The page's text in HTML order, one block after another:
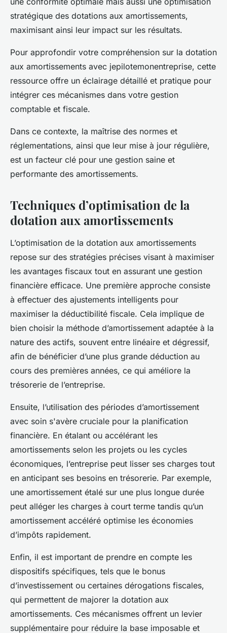
stratégique des dotations aux amortissements,
maximisant ainsi leur impact sur les résultats.
Pour approfondir votre compréhension sur la dotation
aux amortissements avec jepilotemonentreprise, cette
ressource offre un éclairage détaillé et pratique pour
intégrer ces mécanismes dans votre gestion
comptable et fiscale.
Dans ce contexte, la maîtrise des normes et
réglementations, ainsi que leur mise à jour régulière,
est un facteur clé pour une gestion saine et
performante des amortissements.
Techniques d’optimisation de la
dotation aux amortissements
L’optimisation de la dotation aux amortissements
repose sur des stratégies précises visant à maximiser
les avantages fiscaux tout en assurant une gestion
financière efficace. Une première approche consiste
à effectuer des ajustements intelligents pour
maximiser la déductibilité fiscale. Cela implique de
bien choisir la méthode d’amortissement adaptée à la
nature des actifs, souvent entre linéaire et dégressif,
afin de bénéficier d’une plus grande déduction au
cours des premières années, ce qui améliore la
trésorerie de l’entreprise.
Ensuite, l’utilisation des périodes d’amortissement
avec soin s'avère cruciale pour la planification
financière. En étalant ou accélérant les
amortissements selon les projets ou les cycles
économiques, l’entreprise peut lisser ses charges tout
en anticipant ses besoins en trésorerie. Par exemple,
une amortissement étalé sur une plus longue durée
peut alléger les charges à court terme tandis qu’un
amortissement accéléré optimise les économies
d’impôts rapidement.
Enfin, il est important de prendre en compte les
dispositifs spécifiques, tels que le bonus
d’investissement ou certaines dérogations fiscales,
qui permettent de majorer la dotation aux
amortissements. Ces mécanismes offrent un levier
supplémentaire pour réduire la base imposable et